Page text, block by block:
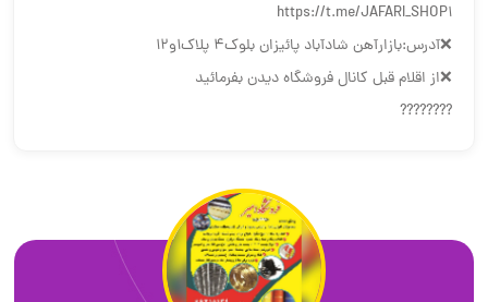
https://t.me/JAFARI_SHOP1
❌آدرس:بازارآهن شادآباد پائیزان بلوک۴ پلاک۱و۱۲
❌از اقلام قبل کانال فروشگاه دیدن بفرمائید
????????